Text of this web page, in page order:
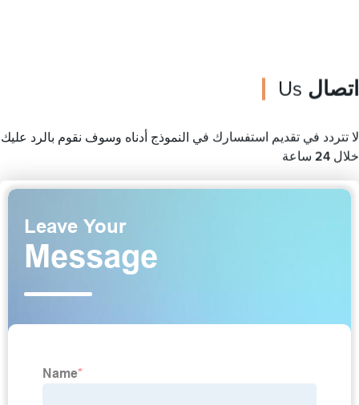
اتصال
لا تتردد في تقديم استفسارك في النموذج أدناه وسوف نقوم بالرد عليك
خلال 24 ساعة